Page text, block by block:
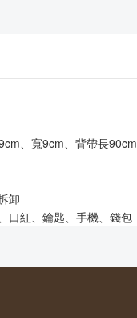
、寬9cm、背帶長90cm
卸
口紅、鑰匙、手機、錢包